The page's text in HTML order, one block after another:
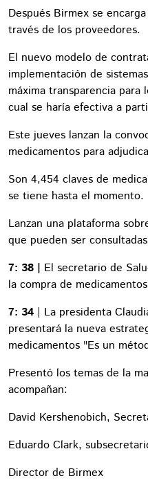
Después Birmex se
través de los proveedores.
El nuevo modelo de
implementación de
máxima transparencia
cual se haría efectiva a
Este jueves lanzan la
medicamentos para
Son 4,454 claves de
se tiene hasta el momento.
Lanzan una plataforma
que pueden ser
7: 38 | El secretario de
la compra de
7: 34 | La presidenta
presentará la nueva
medicamentos "Es un
Presentó los temas de la
acompañan:
David Kershenobich,
Eduardo Clark,
Director de Birmex